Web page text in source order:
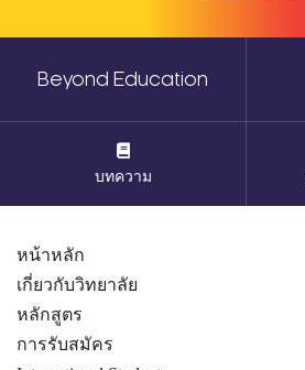
Beyond Education
บทความ
หน้าหลัก
เกี่ยวกับวิทยาลัย
หลักสูตร
การรับสมัคร